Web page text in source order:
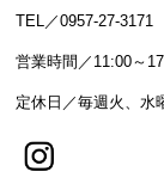
TEL／0957-27-3171
営業時間／11:00～
定休日／毎週火、水